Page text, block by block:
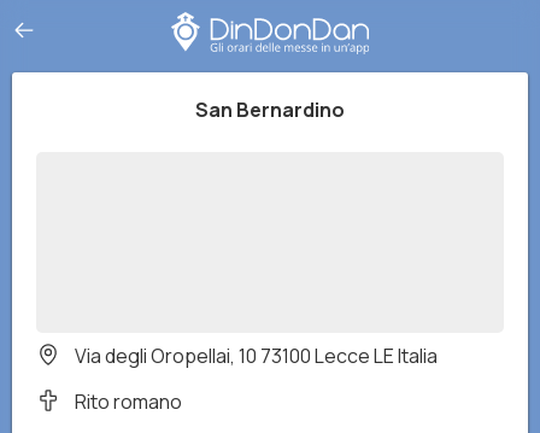
San Bernardino
Via degli Oropellai, 10 73100 Lecce LE Italia
Rito romano